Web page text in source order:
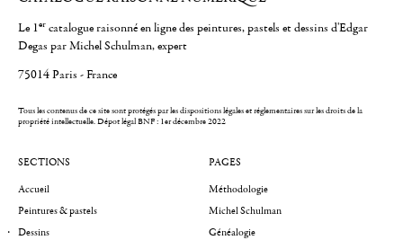
Le 1er catalogue raisonné en ligne des peintures, pastels et dessins d'Edgar
Degas par Michel Schulman, expert
75014 Paris - France
Tous les contenus de ce site sont protégés par les dispositions légales et réglementaires sur les droits de la
propriété intellectuelle.Dépot légal BNF : 1er décembre 2022
SECTIONS
Accueil
Peintures & pastels
Dessins
PAGES
Méthodologie
Michel Schulman
Généalogie